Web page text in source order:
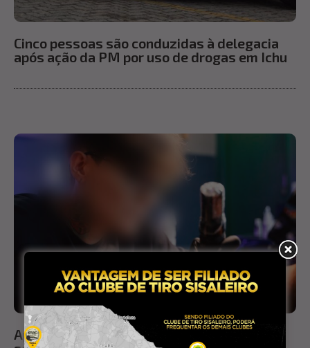
Cinco pessoas são conduzidas à delegacia
após ação da PM por uso de drogas em Ichu
Após ganhar prêmio em evento, tatuadora